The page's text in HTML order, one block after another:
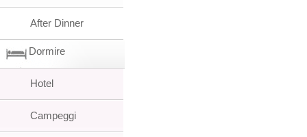
After Dinner
Dormire
Hotel
Campeggi